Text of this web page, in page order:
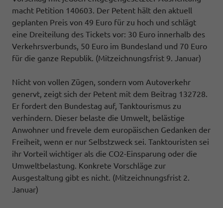
macht Petition 140603. Der Petent hält den aktuell
geplanten Preis von 49 Euro für zu hoch und schlägt
eine Dreiteilung des Tickets vor: 30 Euro innerhalb des
Verkehrsverbunds, 50 Euro im Bundesland und 70 Euro
für die ganze Republik. (Mitzeichnungsfrist 9. Januar)
Nicht von vollen Zügen, sondern vom Autoverkehr
genervt, zeigt sich der Petent mit dem Beitrag 132728.
Er fordert den Bundestag auf, Tanktourismus zu
verhindern. Dieser belaste die Umwelt, belästige
Anwohner und frevele dem europäischen Gedanken der
Freiheit, wenn er nur Selbstzweck sei. Tanktouristen sei
ihr Vorteil wichtiger als die CO2-Einsparung oder die
Umweltbelastung. Konkrete Vorschläge zur
Ausgestaltung gibt es nicht. (Mitzeichnungsfrist 2.
Januar)